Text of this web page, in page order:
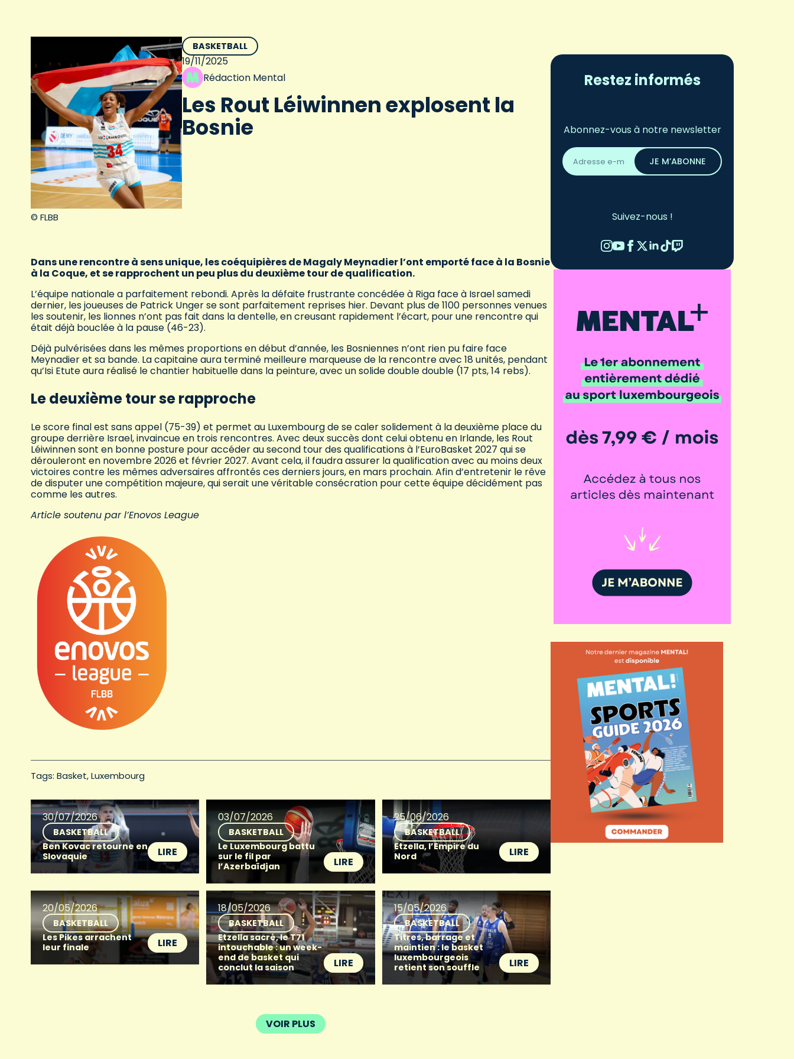
© FLBB
BASKETBALL
19/11/2025
Rédaction Mental
Les Rout Léiwinnen explosent la
Bosnie
Dans une rencontre à sens unique, les coéquipières de Magaly Meynadier l’ont emporté face à la Bosnie
à la Coque, et se rapprochent un peu plus du deuxième tour de qualification.
L’équipe nationale a parfaitement rebondi. Après la défaite frustrante concédée à Riga face à Israel samedi
dernier, les joueuses de Patrick Unger se sont parfaitement reprises hier. Devant plus de 1100 personnes venues
les soutenir, les lionnes n’ont pas fait dans la dentelle, en creusant rapidement l’écart, pour une rencontre qui
était déjà bouclée à la pause (46-23).
Déjà pulvérisées dans les mêmes proportions en début d’année, les Bosniennes n’ont rien pu faire face
Meynadier et sa bande. La capitaine aura terminé meilleure marqueuse de la rencontre avec 18 unités, pendant
qu’Isi Etute aura réalisé le chantier habituelle dans la peinture, avec un solide double double (17 pts, 14 rebs).
Le deuxième tour se rapproche
Le score final est sans appel (75-39) et permet au Luxembourg de se caler solidement à la deuxième place du
groupe derrière Israel, invaincue en trois rencontres. Avec deux succès dont celui obtenu en Irlande, les Rout
Léiwinnen sont en bonne posture pour accéder au second tour des qualifications à l’EuroBasket 2027 qui se
dérouleront en novembre 2026 et février 2027. Avant cela, il faudra assurer la qualification avec au moins deux
victoires contre les mêmes adversaires affrontés ces derniers jours, en mars prochain. Afin d’entretenir le rêve
de disputer une compétition majeure, qui serait une véritable consécration pour cette équipe décidément pas
comme les autres.
Article soutenu par l’Enovos League
Tags: Basket Luxembourg
30/07/2026
BASKETBALL
Ben Kovac retourne en
Slovaquie
LIRE
03/07/2026
BASKETBALL
Le Luxembourg battu
sur le fil par
l’Azerbaïdjan
LIRE
25/06/2026
BASKETBALL
Etzella, l’Empire du
Nord
LIRE
20/05/2026
BASKETBALL
Les Pikes arrachent
leur finale
LIRE
18/05/2026
BASKETBALL
Etzella sacré, le T71
intouchable : un week-
end de basket qui
conclut la saison
LIRE
15/05/2026
BASKETBALL
Titres, barrage et
maintien : le basket
luxembourgeois
retient son souffle
LIRE
VOIR PLUS
Restez informés
Abonnez-vous à notre newsletter
Adresse
email
*
JE M’ABONNE
Suivez-nous !